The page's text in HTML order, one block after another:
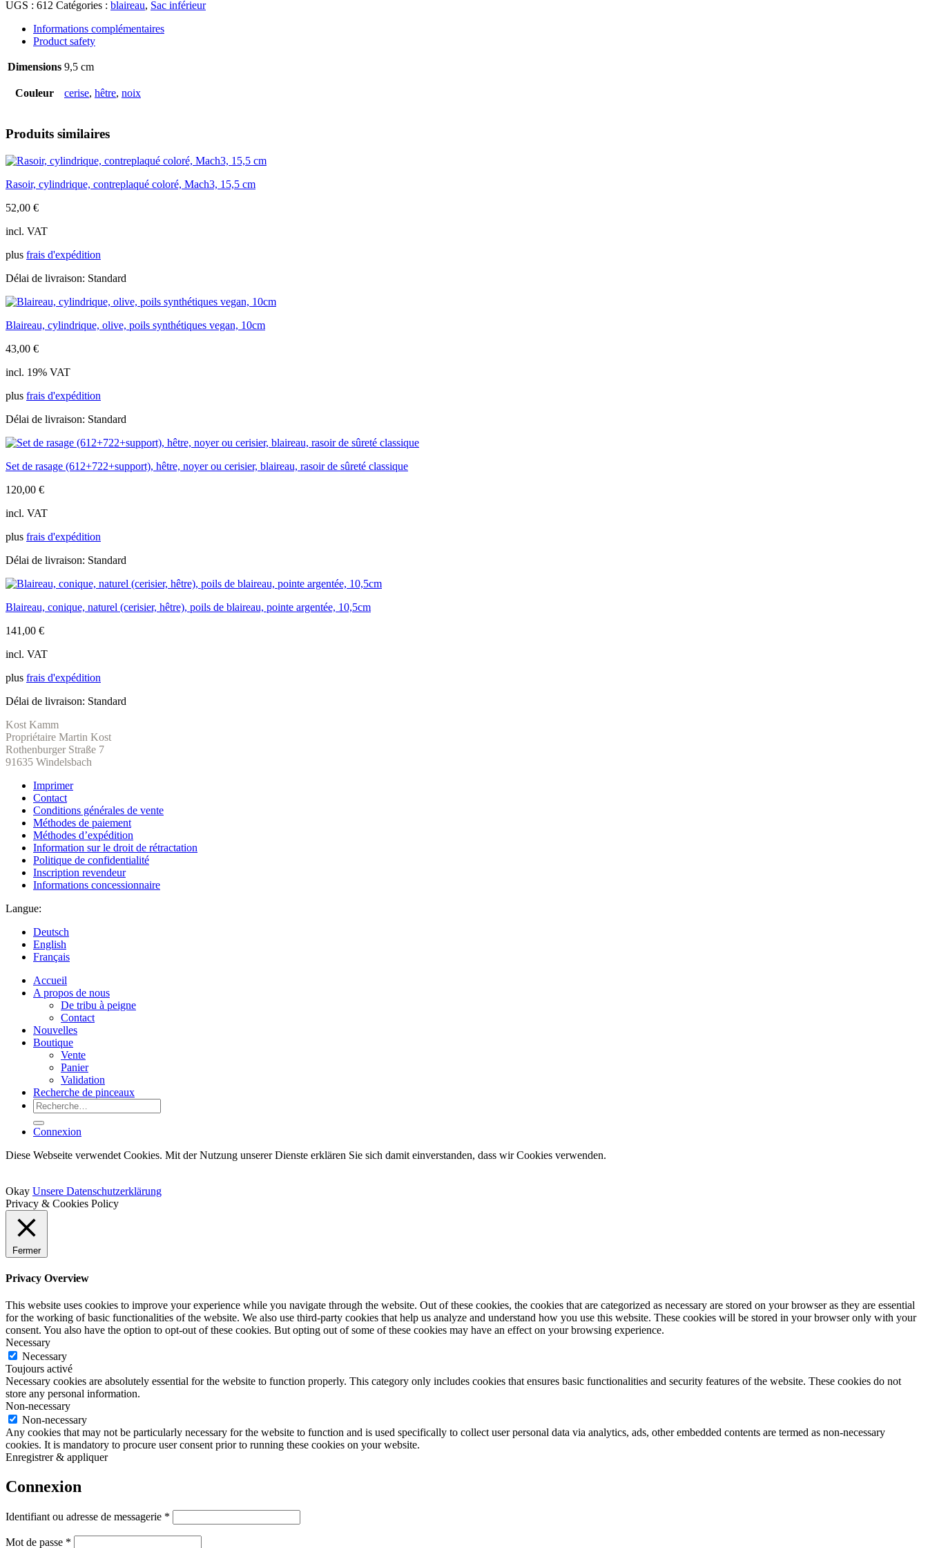
naturel
(cerisier,
hêtre,
noyer),
de
9,5cm
UGS : 612 Catégories : blaireau, Sac inférieur
Informations complémentaires
Product safety
Dimensions 9,5 cm
Couleur cerise, hêtre, noix
Produits similaires
Rasoir, cylindrique, contreplaqué coloré, Mach3, 15,5 cm
52,00 €
incl. VAT
plus frais d'expédition
Délai de livraison: Standard
Blaireau, cylindrique, olive, poils synthétiques vegan, 10cm
43,00 €
incl. 19% VAT
plus frais d'expédition
Délai de livraison: Standard
Set de rasage (612+722+support), hêtre, noyer ou cerisier, blaireau, rasoir de sûreté classique
120,00 €
incl. VAT
plus frais d'expédition
Délai de livraison: Standard
Blaireau, conique, naturel (cerisier, hêtre), poils de blaireau, pointe argentée, 10,5cm
141,00 €
incl. VAT
plus frais d'expédition
Délai de livraison: Standard
Kost Kamm
Propriétaire Martin Kost
Rothenburger Straße 7
91635 Windelsbach
Imprimer
Contact
Conditions générales de vente
Méthodes de paiement
Méthodes d’expédition
Information sur le droit de rétractation
Politique de confidentialité
Inscription revendeur
Informations concessionnaire
Langue:
Deutsch
English
Français
Accueil
A propos de nous
De tribu à peigne
Contact
Nouvelles
Boutique
Vente
Panier
Validation
Recherche de pinceaux
Recherche
pour :
Connexion
Diese Webseite verwendet Cookies. Mit der Nutzung unserer Dienste erklären Sie sich damit einverstanden, dass wir Cookies verwenden.
Okay Unsere Datenschutzerklärung
Privacy & Cookies Policy
Fermer
Privacy Overview
This website uses cookies to improve your experience while you navigate through the website. Out of these cookies, the cookies that are categorized as necessary are stored on your browser as they are essential
for the working of basic functionalities of the website. We also use third-party cookies that help us analyze and understand how you use this website. These cookies will be stored in your browser only with your
consent. You also have the option to opt-out of these cookies. But opting out of some of these cookies may have an effect on your browsing experience.
Necessary
Necessary
Toujours activé
Necessary cookies are absolutely essential for the website to function properly. This category only includes cookies that ensures basic functionalities and security features of the website. These cookies do not
store any personal information.
Non-necessary
Non-necessary
Any cookies that may not be particularly necessary for the website to function and is used specifically to collect user personal data via analytics, ads, other embedded contents are termed as non-necessary
cookies. It is mandatory to procure user consent prior to running these cookies on your website.
Enregistrer & appliquer
Connexion
Identifiant ou adresse de messagerie *
Mot de passe *